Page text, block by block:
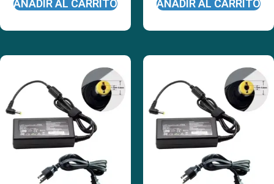
AÑADIR AL CARRITO AÑADIR AL CARRITO